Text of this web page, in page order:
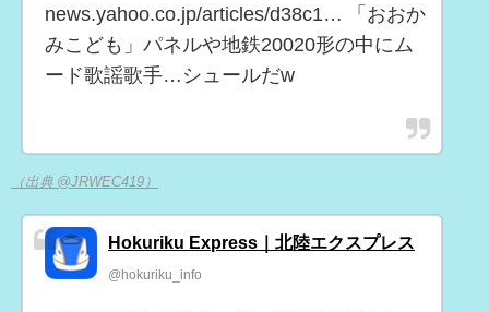
news.yahoo.co.jp/articles/d38c1… 「おおか
みこども」パネルや地鉄20020形の中にム
ード歌謡歌手…シュールだw
（出典 @JRWEC419）
Hokuriku Express｜北陸エクスプレス
@hokuriku_info